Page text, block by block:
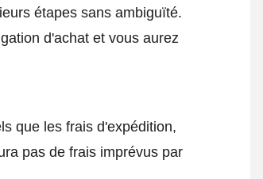
étapes sans ambiguïté.
d'achat et vous aurez
que les frais d'expédition,
pas de frais imprévus par